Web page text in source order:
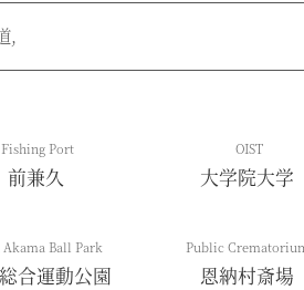
,
Fishing Port
前兼久
OIST
大学院大学
Akama Ball Park
合運動公園
Public
恩納村斎場